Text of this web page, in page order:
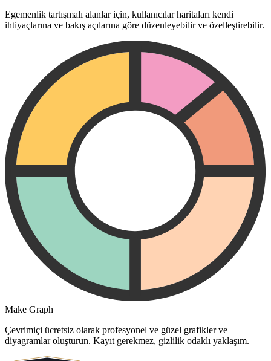
Egemenlik tartışmalı alanlar için, kullanıcılar haritaları kendi
ihtiyaçlarına ve bakış açılarına göre düzenleyebilir ve özelleştirebilir.
Make Graph
Çevrimiçi ücretsiz olarak profesyonel ve güzel grafikler ve
diyagramlar oluşturun. Kayıt gerekmez, gizlilik odaklı yaklaşım.